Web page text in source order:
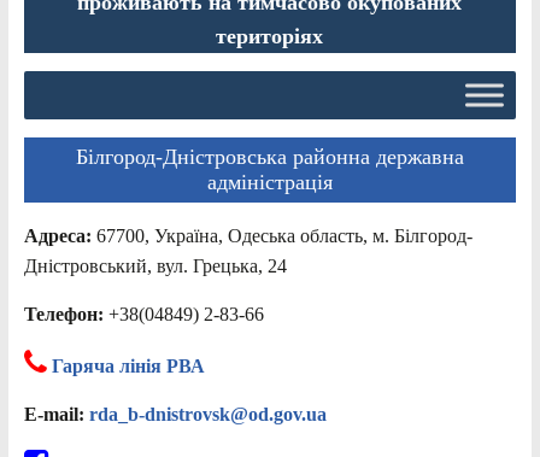
територіях
Білгород-Дністровська районна державна
адміністрація
Адреса: 67700, Україна, Одеська область, м. Білгород-
Дністровський, вул. Грецька, 24
Телефон: +38(04849) 2-83-66
Гаряча лінія РВА
E-mail: rda_b-dnistrovsk@od.gov.ua